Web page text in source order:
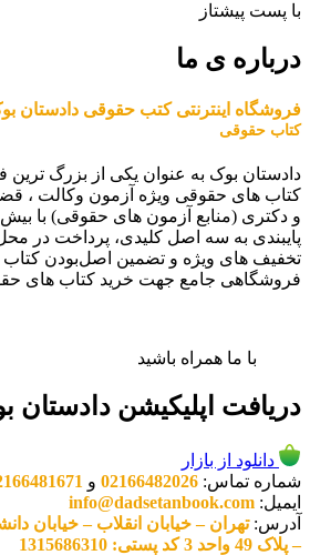
با پست پیشتاز
درباره ی ما
فروشگاه اینترنتی کتب حقوقی دادستان
کتاب حقوقی
دادستان بوک به عنوان یکی از بزرگ ترین
کتاب های حقوقی ویژه آزمون وکالت ،
و دکتری (منابع آزمون های حقوقی) با بیش
پایبندی به سه اصل کلیدی، پرداخت در
تخفیف های ویژه و تضمین اصل‌بودن کتاب
فروشگاهی جامع جهت خرید کتاب های
با ما همراه باشید
دریافت اپلیکیشن دادستان
دانلود از بازار
شماره تماس: 02166482026 و
ایمیل: info@dadsetanbook.com
آدرس:تهران – خیابان انقلاب – خیابان
– پلاک 49 واحد 3 کد پستی: 1315686310